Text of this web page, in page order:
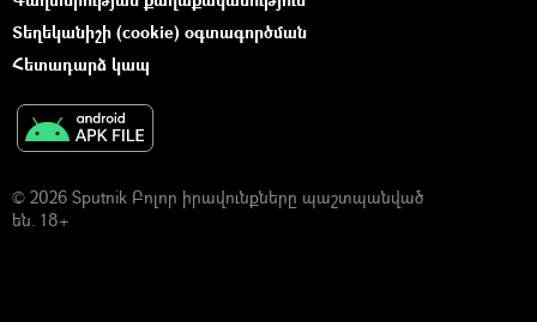
Տեղեկանիշի (cookie) օգտագործման
Հետադարձ կապ
© 2026 Sputnik Բոլոր իրավունքները պաշտպանված
են. 18+